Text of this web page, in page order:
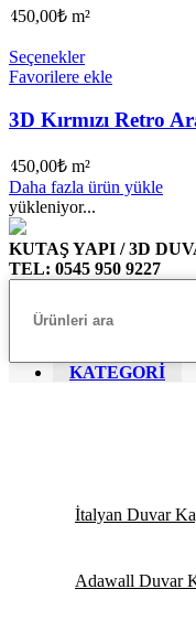
450,00₺ m²
Seçenekler
Favorilere ekle
3D Kırmızı Retro
450,00₺ m²
Daha fazla ürün yükle
yükleniyor...
KUTAŞ YAPI / 3D
TEL: 0545 950 9227
KATEGORİ
İtalyan Duvar
Adawall Duvar